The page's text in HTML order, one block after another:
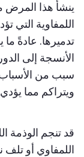
ينشأ هذا المرض
اللمفاوية التي
تدميرها. عادةً
الأنسجة إلى
سبب من
ويتراكم مما
قد تنجم الوذمة
اللمفاوي أو